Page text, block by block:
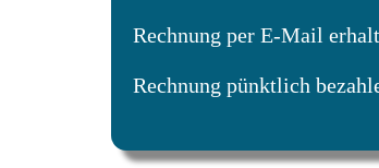
Rechnung per E-Mail
Rechnung pünktlich